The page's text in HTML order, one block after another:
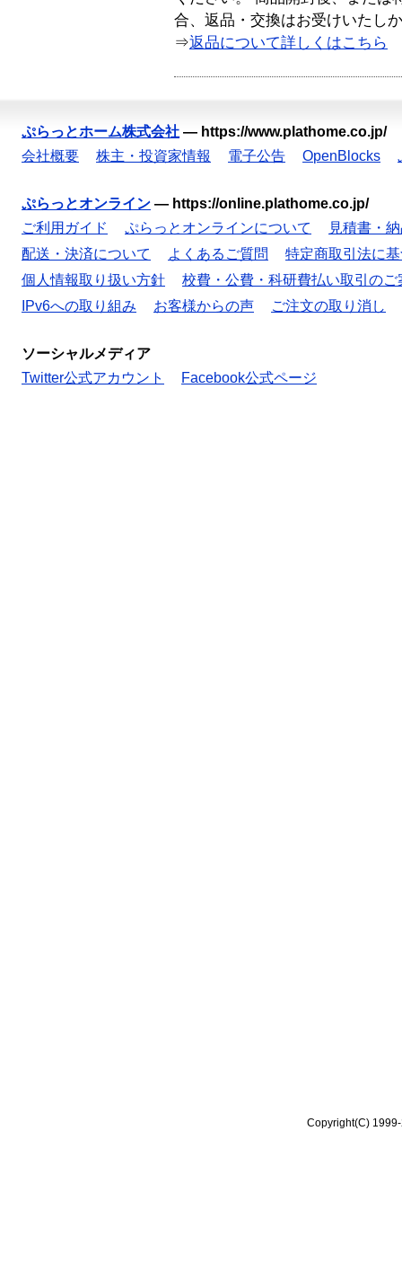
合、返品・交換はお受けいたし
⇒返品について詳しくはこちら
ぷらっとホーム株式会社 — https://www.plathome.co.jp/
会社概要
株主・投資家情報 電子公告 OpenBlocks
ぷらっとオンライン — https://online.plathome.co.jp/
ご利用ガイド
ぷらっとオンラインについて
見積書・
配送・決済について
よくあるご質問
特定商取引法に
個人情報取り扱い方針
校費・公費・科研費払い取引のご
IPv6への取り組み
お客様からの声 ご注文の取り消し
ソーシャルメディア
Twitter公式アカウント
Facebook公式ページ
Copyright(C)